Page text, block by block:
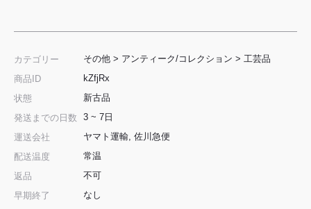
カテゴリー その他 > アンティーク/コレクション > 工芸品
商品ID
kZfjRx
状態
新古品
発送までの日数
3 ~ 7日
運送会社
ヤマト運輸, 佐川急便
配送温度
常温
返品
不可
早期終了
なし